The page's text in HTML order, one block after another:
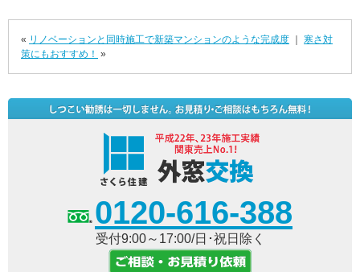
« リノベーションと同時施工で新築マンションのような完成度
寒さ対
策にもおすすめ！ »
0120-616-388
受付9:00～17:00/日･祝日除く